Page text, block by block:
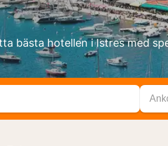
bästa hotellen i Istres med
stad